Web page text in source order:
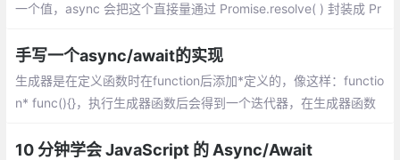
一个值，async 会把这个直接量通过 Promise.resolve( ) 封装成 Pr
手写一个async/await的实现
生成器是在定义函数时在function后添加*定义的，像这样：functio
n* func(){}，执行生成器函数后会得到一个迭代器，在生成器函数
传入一个参数来作为yield的值
10 分钟学会 JavaScript 的 Async/Await